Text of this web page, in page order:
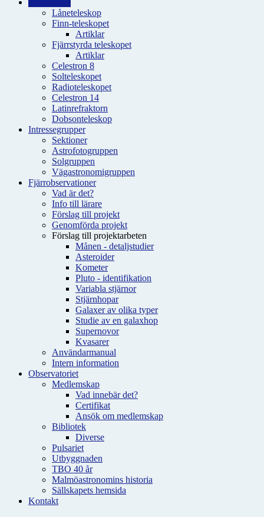
Låneteleskop
Finn-teleskopet
Artiklar
Fjärrstyrda teleskopet
Artiklar
Celestron 8
Solteleskopet
Radioteleskopet
Celestron 14
Latinrefraktorn
Dobsonteleskop
Intressegrupper
Sektioner
Astrofotogruppen
Solgruppen
Vägastronomigruppen
Fjärrobservationer
Vad är det?
Info till lärare
Förslag till projekt
Genomförda projekt
Förslag till projektarbeten
Månen - detaljstudier
Asteroider
Kometer
Pluto - identifikation
Variabla stjärnor
Stjärnhopar
Galaxer av olika typer
Studie av en galaxhop
Supernovor
Kvasarer
Användarmanual
Intern information
Observatoriet
Medlemskap
Vad innebär det?
Certifikat
Ansök om medlemskap
Bibliotek
Diverse
Pulsariet
Utbyggnaden
TBO 40 år
Malmöastronomins historia
Sällskapets hemsida
Kontakt